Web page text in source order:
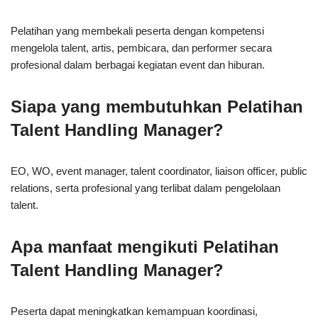
Pelatihan yang membekali peserta dengan kompetensi
mengelola talent, artis, pembicara, dan performer secara
profesional dalam berbagai kegiatan event dan hiburan.
Siapa yang membutuhkan Pelatihan
Talent Handling Manager?
EO, WO, event manager, talent coordinator, liaison officer, public
relations, serta profesional yang terlibat dalam pengelolaan
talent.
Apa manfaat mengikuti Pelatihan
Talent Handling Manager?
Peserta dapat meningkatkan kemampuan koordinasi,